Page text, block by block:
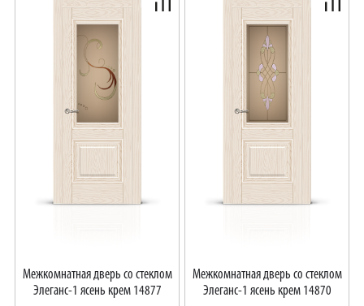
Межкомнатная дверь со стеклом
Элеганс-1 ясень крем 14877
Межкомнатная дверь со стеклом
Элеганс-1 ясень крем 14870